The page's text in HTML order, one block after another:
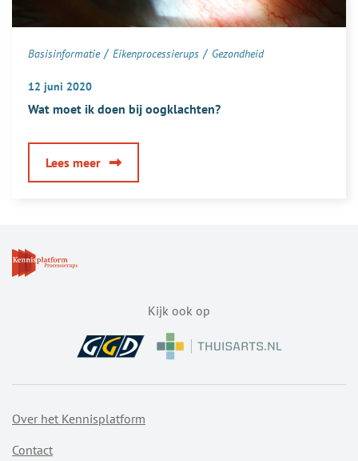
Basisinformatie / Eikenprocessierups / Gezondheid
12 juni 2020
Wat moet ik doen bij oogklachten?
Lees meerover
Wat
Kijk ook op
Over het Kennisplatform
Contact